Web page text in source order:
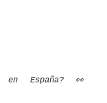
en España? 👀